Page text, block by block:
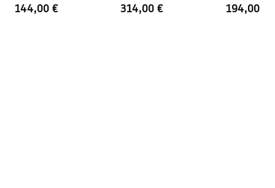
144,00 € 314,00 € 194,00 €